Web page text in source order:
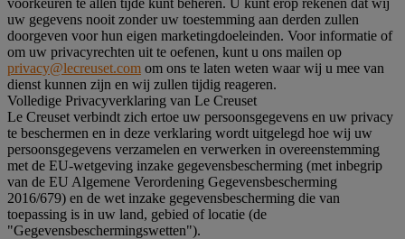
uw gegevens nooit zonder uw toestemming aan derden zullen
doorgeven voor hun eigen marketingdoeleinden. Voor informatie of
om uw privacyrechten uit te oefenen, kunt u ons mailen op
privacy@lecreuset.com om ons te laten weten waar wij u mee van
dienst kunnen zijn en wij zullen tijdig reageren.
Volledige Privacyverklaring van Le Creuset
Le Creuset verbindt zich ertoe uw persoonsgegevens en uw privacy
te beschermen en in deze verklaring wordt uitgelegd hoe wij uw
persoonsgegevens verzamelen en verwerken in overeenstemming
met de EU-wetgeving inzake gegevensbescherming (met inbegrip
van de EU Algemene Verordening Gegevensbescherming
2016/679) en de wet inzake gegevensbescherming die van
toepassing is in uw land, gebied of locatie (de
"Gegevensbeschermingswetten").